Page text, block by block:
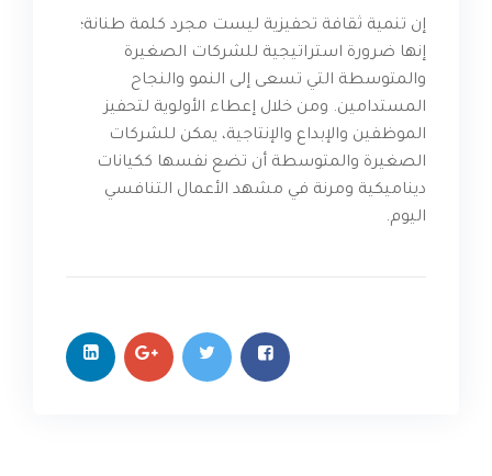
إن تنمية ثقافة تحفيزية ليست مجرد كلمة طنانة؛
إنها ضرورة استراتيجية للشركات الصغيرة
والمتوسطة التي تسعى إلى النمو والنجاح
المستدامين. ومن خلال إعطاء الأولوية لتحفيز
الموظفين والإبداع والإنتاجية، يمكن للشركات
الصغيرة والمتوسطة أن تضع نفسها ككيانات
ديناميكية ومرنة في مشهد الأعمال التنافسي
اليوم.